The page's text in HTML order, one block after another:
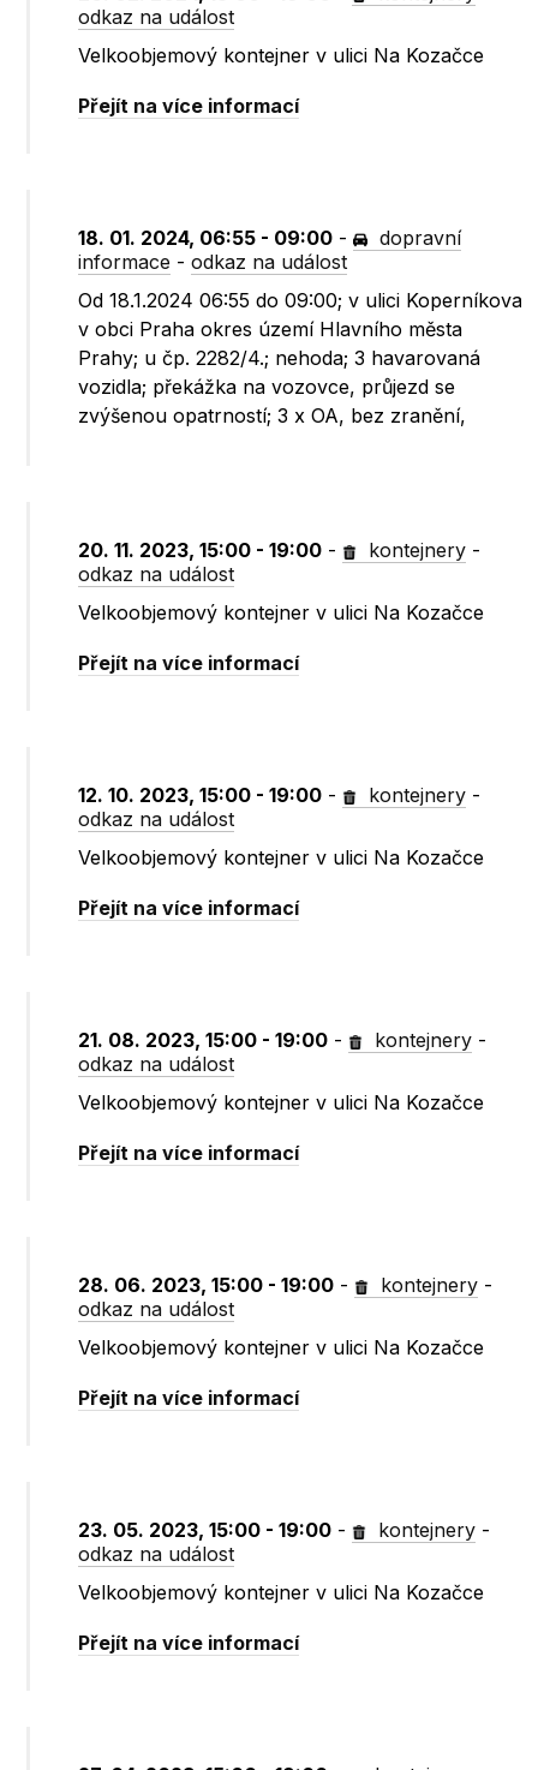
odkaz na událost
Velkoobjemový kontejner v ulici Na Kozačce
Přejít na více informací
18. 01. 2024, 06:55 - 09:00 -
dopravní
informace -odkaz na událost
Od 18.1.2024 06:55 do 09:00; v ulici Koperníkova
v obci Praha okres území Hlavního města
Prahy; u čp. 2282/4.; nehoda; 3 havarovaná
vozidla; překážka na vozovce, průjezd se
zvýšenou opatrností; 3 x OA, bez zranění,
20. 11. 2023, 15:00 - 19:00 - kontejnery -
odkaz na událost
Velkoobjemový kontejner v ulici Na Kozačce
Přejít na více informací
12. 10. 2023, 15:00 - 19:00 - kontejnery -
odkaz na událost
Velkoobjemový kontejner v ulici Na Kozačce
Přejít na více informací
21. 08. 2023, 15:00 - 19:00 - kontejnery -
odkaz na událost
Velkoobjemový kontejner v ulici Na Kozačce
Přejít na více informací
28. 06. 2023, 15:00 - 19:00 - kontejnery -
odkaz na událost
Velkoobjemový kontejner v ulici Na Kozačce
Přejít na více informací
23. 05. 2023, 15:00 - 19:00 - kontejnery -
odkaz na událost
Velkoobjemový kontejner v ulici Na Kozačce
Přejít na více informací